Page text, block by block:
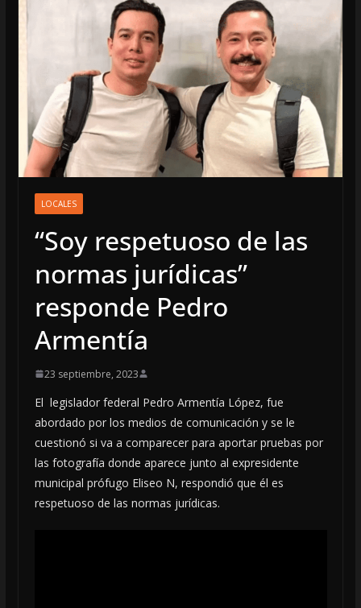
LOCALES
“Soy respetuoso de las
normas jurídicas”
responde Pedro
Armentía
23 septiembre, 2023
El legislador federal Pedro Armentía López, fue
abordado por los medios de comunicación y se le
cuestionó si va a comparecer para aportar pruebas por
las fotografía donde aparece junto al expresidente
municipal prófugo Eliseo N, respondió que él es
respetuoso de las normas jurídicas.